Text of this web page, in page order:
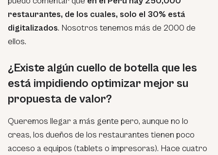
restaurantes, de los cuales, solo el 30% está
digitalizados. Nosotros tenemos más de 2000 de
ellos.
¿Existe algún cuello de botella que les
está impidiendo optimizar mejor su
propuesta de valor?
Queremos llegar a más gente pero, aunque no lo
creas, los dueños de los restaurantes tienen poco
acceso a equipos (tablets o impresoras). Hace cuatro